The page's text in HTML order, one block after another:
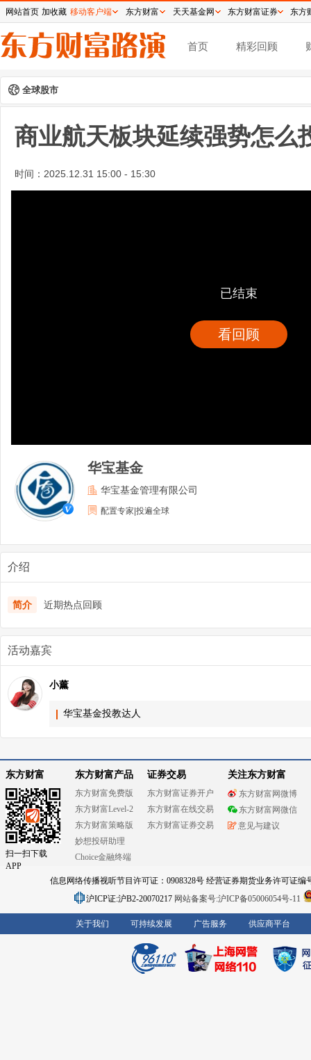
首页 精彩回顾
全球股市
商业航天板块延续强势怎么
时间： 2025.12.31 15:00 - 15:30
已结束
看回顾
华宝基金
华宝基金管理有限公司
配置专家|投遍全球
介绍
简介 近期热点回顾
活动嘉宾
小薰
华宝基金投教达人
东方财富
扫一扫下载
APP
东方财富产品
东方财富免费版
东方财富Level-2
东方财富策略版
妙想投研助理
Choice金融终端
证券交易
东方财富证券开户
东方财富在线交易
东方财富证券交易
关注东方财富
东方财富网微博
东方财富网微信
意见与建议
信息网络传播视听节目许可证：0908328号 经营证券期货业务许可证编
沪ICP证:沪B2-20070217 网站备案号:沪ICP备05006054号-11
关于我们 可持续发展 广告服务 供应商平台
网站首页 加收藏 移动客户端 东方财富 天天基金网 东方财富证券 东方